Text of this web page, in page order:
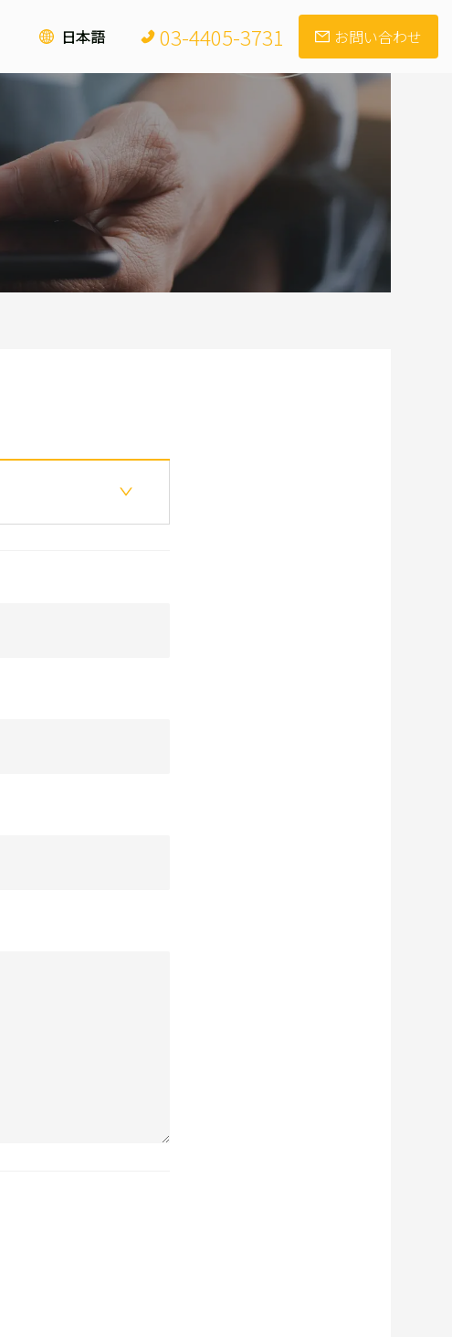
会社概要
自社製品
日本語 03-4405-3731 お問い合わせ